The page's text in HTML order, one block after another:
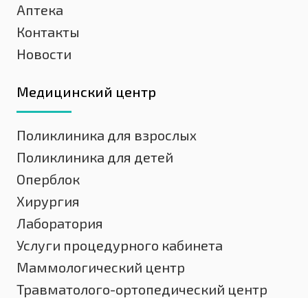
Аптека
Контакты
Новости
Медицинский центр
Поликлиника для взрослых
Поликлиника для детей
Оперблок
Хирургия
Лаборатория
Услуги процедурного кабинета
Маммологический центр
Травматолого-ортопедический центр